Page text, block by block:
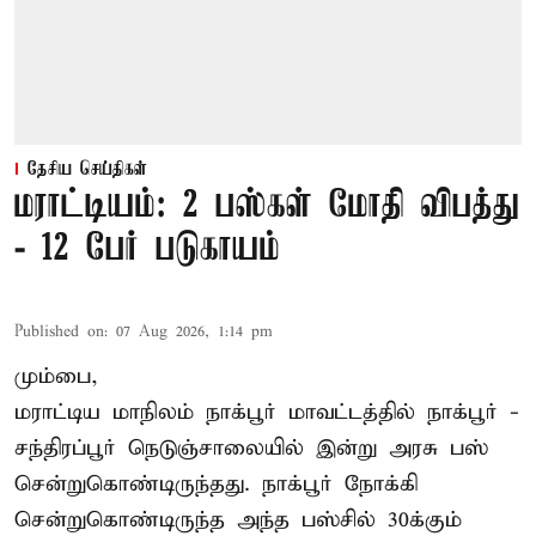
தேசிய செய்திகள்
மராட்டியம்: 2 பஸ்கள் மோதி விபத்து
- 12 பேர் படுகாயம்
Published on: 07 Aug 2026, 1:14 pm
மும்பை,
மராட்டிய மாநிலம் நாக்பூர் மாவட்டத்தில் நாக்பூர் -
சந்திரப்பூர் நெடுஞ்சாலையில் இன்று அரசு பஸ்
சென்றுகொண்டிருந்தது. நாக்பூர் நோக்கி
சென்றுகொண்டிருந்த அந்த பஸ்சில் 30க்கும்